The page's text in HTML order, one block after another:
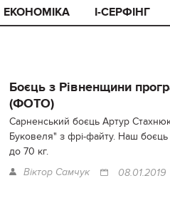
ЕКОНОМІКА I-СЕРФІНГ
Боєць з Рівненщини
(ФОТО)
Сарненський боєць Артур
Буковеля" з фрі-файту. Наш боєць
до 70 кг.
Віктор Самчук 08.01.2019